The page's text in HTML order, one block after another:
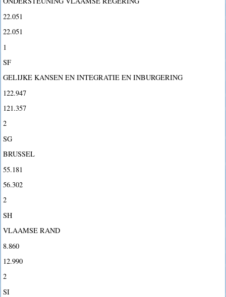
22.051
22.051
1
SF
GELIJKE KANSEN EN INTEGRATIE EN INBURGERING
122.947
121.357
2
SG
BRUSSEL
55.181
56.302
2
SH
VLAAMSE RAND
8.860
12.990
2
SI